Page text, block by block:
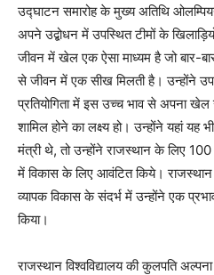
उद्घाटन समारोह के मुख्य अतिथि
अपने उद्बोधन में उपस्थित टीमों के
जीवन में खेल एक ऐसा माध्यम है जो बार-
से जीवन में एक सीख मिलती है। उन्होंने
प्रतियोगिता में इस उच्च भाव से अपना
शामिल होने का लक्ष्य हो। उन्होंने यहां
मंत्री थे, तो उन्होंने राजस्थान के लिए
में विकास के लिए आवंटित किये। राजस्थान
व्यापक विकास के संदर्भ में उन्होंने एक
किया।
राजस्थान विश्वविद्यालय की कुलपति